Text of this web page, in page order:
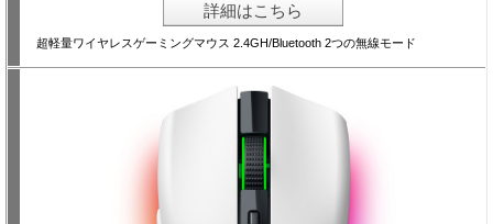
詳細はこちら
超軽量ワイヤレスゲーミングマウス 2.4GH/Bluetooth 2つの無線モード